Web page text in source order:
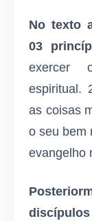
No texto
03
exercer
espiritual.
as coisas
o seu bem
evangelho
discípulos